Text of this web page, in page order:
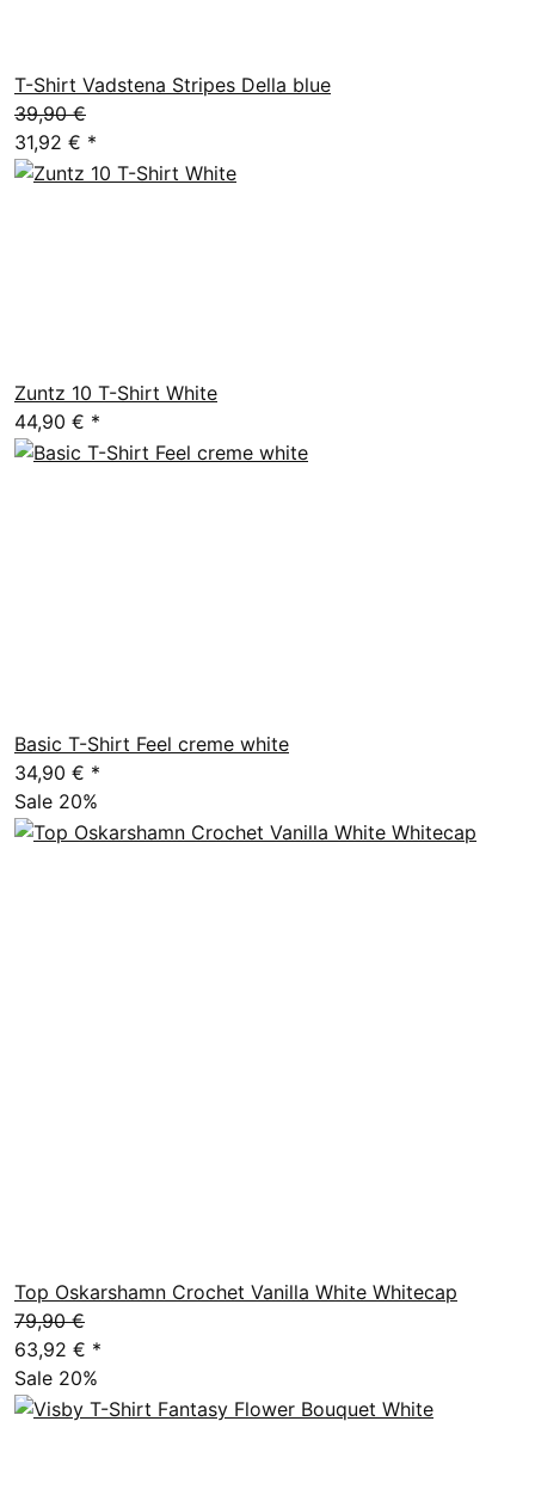
T-Shirt Vadstena Stripes Della blue
39,90 €
31,92 € *
Zuntz 10 T-Shirt White
44,90 € *
Basic T-Shirt Feel creme white
34,90 € *
Sale 20%
Top Oskarshamn Crochet Vanilla White Whitecap
79,90 €
63,92 € *
Sale 20%